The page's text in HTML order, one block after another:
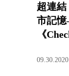
超連
市記
《
09.30.2020